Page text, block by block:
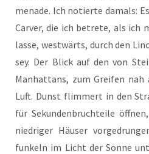
me­na­de. Ich notier­te damals:
Car­ver, die ich betre­te, als ich
las­se, west­wärts, durch den
sey. Der Blick auf den von
Man­hat­tans, zum Grei­fen
Luft. Dunst flim­mert in den
für Sekun­den­bruch­tei­le
nied­ri­ger Häu­ser
fun­keln im Licht der Son­ne